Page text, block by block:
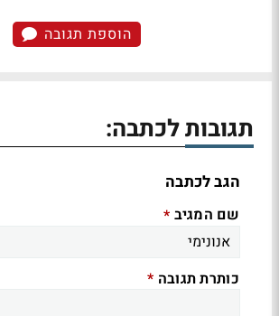
הוספת תגובה
תגובות לכתבה:
הגב לכתבה
שם המגיב *
כותרת תגובה *